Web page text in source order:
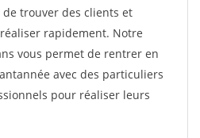
trouver des clients et
rapidement. Notre
vous permet de rentrer en
avec des particuliers
pour réaliser leurs